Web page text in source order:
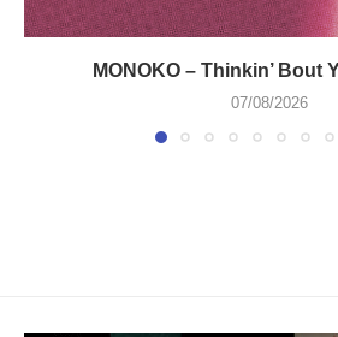
MONOKO – Thinkin’ Bout
07/08/2026